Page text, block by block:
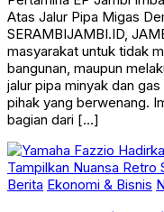
Atas Jalur Pipa Migas
SERAMBIJAMBI.ID,
masyarakat untuk tidak
bangunan, maupun
jalur pipa minyak dan
pihak yang berwenang.
bagian dari […]
Berita Ekonomi & Bisnis